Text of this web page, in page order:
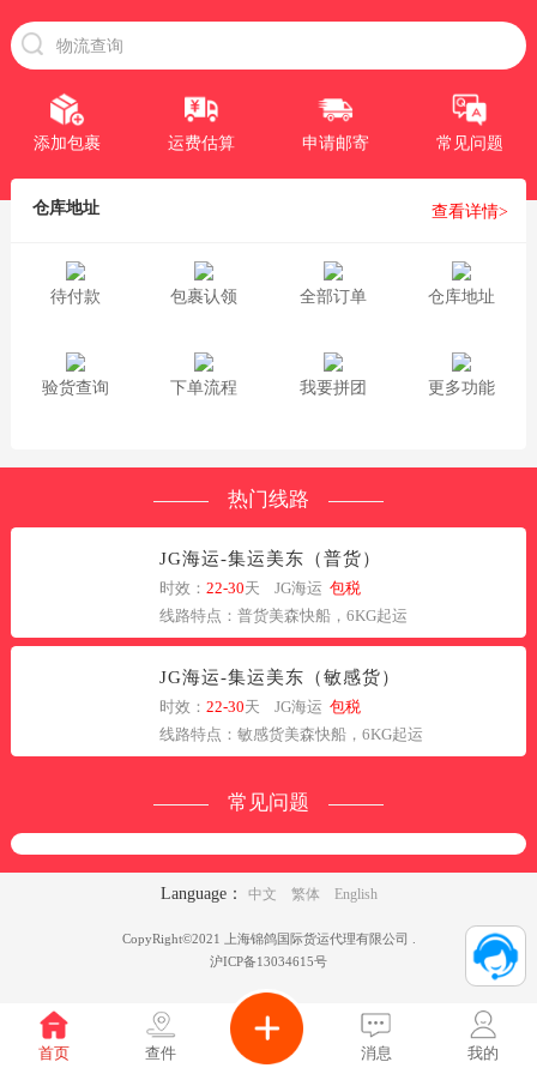
添加包裹 运费估算 申请邮寄 常见问题
仓库地址 查看详情>
待付款 包裹认领 全部订单 仓库地址
验货查询 下单流程 我要拼团 更多功能
热门线路
JG海运-集运美东（普货）
时效：22-30天 JG海运包税
线路特点：普货美森快船，6KG起运
JG海运-集运美东（敏感货）
时效：22-30天 JG海运包税
线路特点：敏感货美森快船，6KG起运
常见问题
Language： 中文 繁体 English
CopyRight©2021 上海锦鸽国际货运代理有限公司 .
沪ICP备13034615号
首页 查件 消息 我的